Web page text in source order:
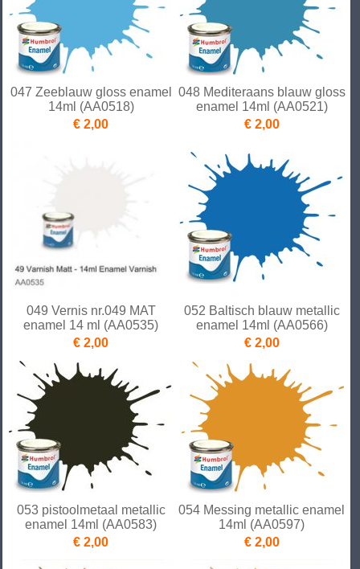
047 Zeeblauw gloss enamel
14ml (AA0518)
€ 2,00
048 Mediteraans blauw gloss
enamel 14ml (AA0521)
€ 2,00
049 Vernis nr.049 MAT
enamel 14 ml (AA0535)
€ 2,00
052 Baltisch blauw metallic
enamel 14ml (AA0566)
€ 2,00
053 pistoolmetaal metallic
enamel 14ml (AA0583)
€ 2,00
054 Messing metallic enamel
14ml (AA0597)
€ 2,00